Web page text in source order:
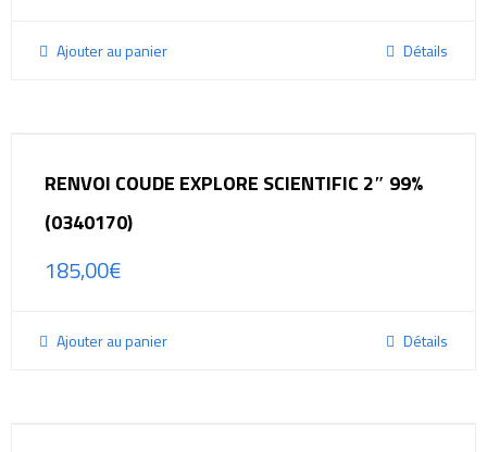
Ajouter au panier Détails
RENVOI COUDE EXPLORE SCIENTIFIC 2″ 99%
(0340170)
185,00€
Ajouter au panier Détails